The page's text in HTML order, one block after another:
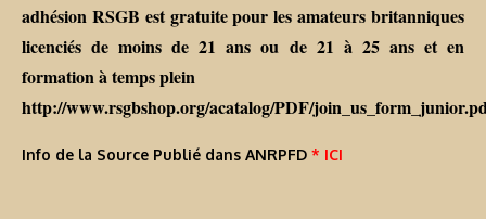
adhésion RSGB est gratuite pour les amateurs britanniques
licenciés de moins de 21 ans ou de 21 à 25 ans et en
formation à temps plein
http://www.rsgbshop.org/acatalog/PDF/
Info de la Source Publié dans ANRPFD * ICI